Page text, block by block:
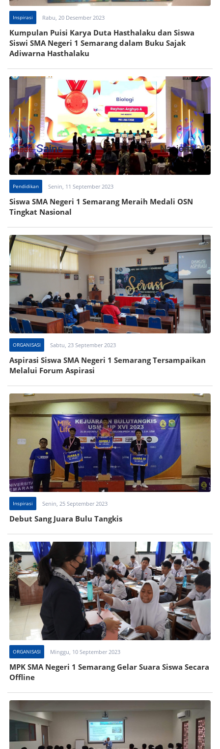
Inspirasi Rabu, 20 Desember 2023
Kumpulan Puisi Karya Duta Hasthalaku dan Siswa
Siswi SMA Negeri 1 Semarang dalam Buku Sajak
Adiwarna Hasthalaku
Pendidikan Senin, 11 September 2023
Siswa SMA Negeri 1 Semarang Meraih Medali OSN
Tingkat Nasional
ORGANISASI Sabtu, 23 September 2023
Aspirasi Siswa SMA Negeri 1 Semarang Tersampaikan
Melalui Forum Aspirasi
Inspirasi Senin, 25 September 2023
Debut Sang Juara Bulu Tangkis
ORGANISASI Minggu, 10 September 2023
MPK SMA Negeri 1 Semarang Gelar Suara Siswa Secara
Offline